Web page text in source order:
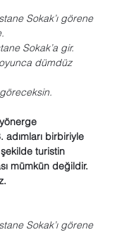
Sokak’ı görene
Sokak’a gir.
dümdüz
adımları birbiriyle
turistin
mümkün değildir.
Sokak’ı görene